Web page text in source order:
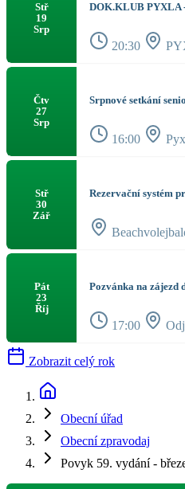
Stř
19
Srp
DOK.KLUB PYXLA
20:30
Čtv
27
Srp
Srpnové setkání
16:00
Stř
30
Zář
Rezervační systém
Pát
23
Říj
Pozvánka na zájezd
17:00
Zobrazit celý rok
Obecní úřad
Obecní zpravodaj
Povyk 59. vydání -